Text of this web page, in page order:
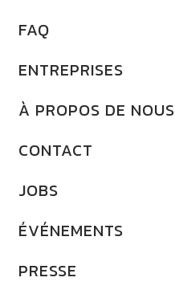
FAQ
ENTREPRISES
À PROPOS DE NOUS
CONTACT
JOBS
ÉVÉNEMENTS
PRESSE